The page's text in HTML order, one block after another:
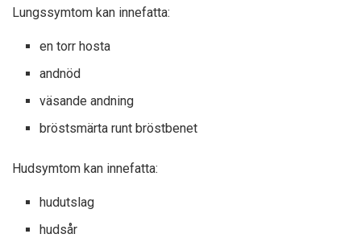
Lungssymtom kan innefatta:
en torr hosta
andnöd
väsande andning
bröstsmärta runt bröstbenet
Hudsymtom kan innefatta:
hudutslag
hudsår